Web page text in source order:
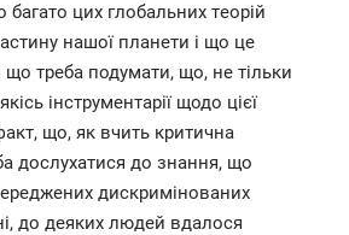
цих глобальних теорій
нашої планети і що це
що треба подумати, що, не тільки
інструментарії щодо цієї
що, як вчить критична
дослухатися до знання, що
дискримінованих
до деяких людей вдалося